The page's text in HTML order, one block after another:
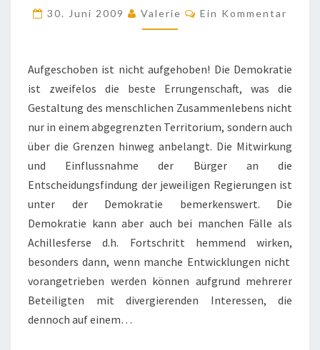
LISSABON:
DAS
HAT
GEDULD!
30. Juni 2009 Valerie Kommentare
Ein Kommentar
Aufgeschoben ist nicht aufgehoben! Die Demokratie
ist zweifelos die beste Errungenschaft, was die
Gestaltung des menschlichen Zusammenlebens nicht
nur in einem abgegrenzten Territorium, sondern auch
über die Grenzen hinweg anbelangt. Die Mitwirkung
und Einflussnahme der Bürger an die
Entscheidungsfindung der jeweiligen Regierungen ist
unter der Demokratie bemerkenswert. Die
Demokratie kann aber auch bei manchen Fälle als
Achillesferse d.h. Fortschritt hemmend wirken,
besonders dann, wenn manche Entwicklungen nicht
vorangetrieben werden können aufgrund mehrerer
Beteiligten mit divergierenden Interessen, die
dennoch auf einem…